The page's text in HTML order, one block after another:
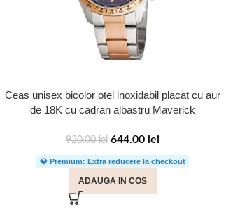
Ceas unisex bicolor otel inoxidabil placat cu aur
de 18K cu cadran albastru Maverick
920.00lei 644.00 lei
💎 Premium: Extra reducere la checkout
ADAUGA IN COS